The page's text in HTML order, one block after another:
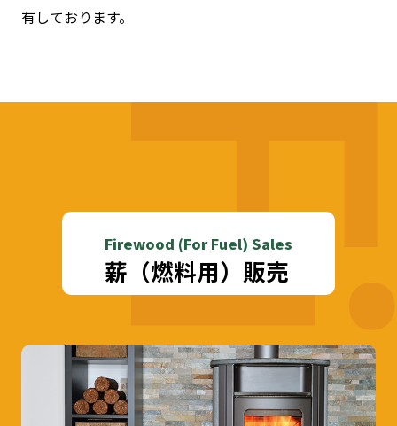
有しております。
Firewood (For Fuel) Sales
薪（燃料用）販売